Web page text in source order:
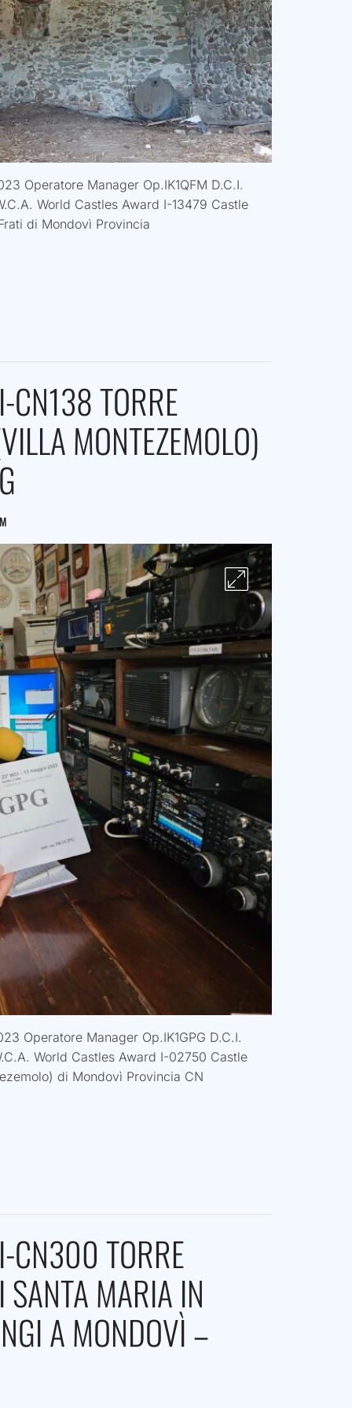
Operatore Manager Op.IK1QFM D.C.I.
World Castles Award I-13479 Castle
di Mondovì Provincia
TORRE
MONTEZEMOLO)
Operatore Manager Op.IK1GPG D.C.I.
World Castles Award I-02750 Castle
di Mondovì Provincia CN
TORRE
SANTA MARIA IN
A MONDOVÌ –